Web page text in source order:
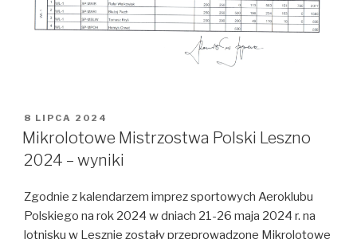
OPUBLIKOWANE
W
8 LIPCA 2024
Mikrolotowe Mistrzostwa Polski Leszno
2024 – wyniki
Zgodnie z kalendarzem imprez sportowych Aeroklubu
Polskiego na rok 2024 w dniach 21-26 maja 2024 r. na
lotnisku w Lesznie zostały przeprowadzone Mikrolotowe